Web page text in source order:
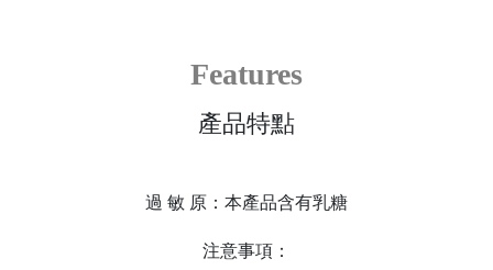
Features
產品特點
過 敏 原：本產品含有乳糖
注意事項：